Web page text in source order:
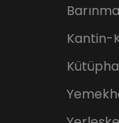
Barınma
Kantin-